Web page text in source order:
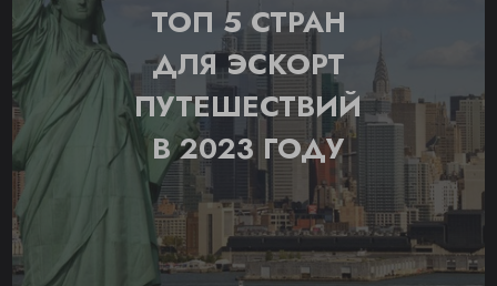
ТОП 5 СТРАН
ДЛЯ ЭСКОРТ
ПУТЕШЕСТВИЙ
В 2023 ГОДУ